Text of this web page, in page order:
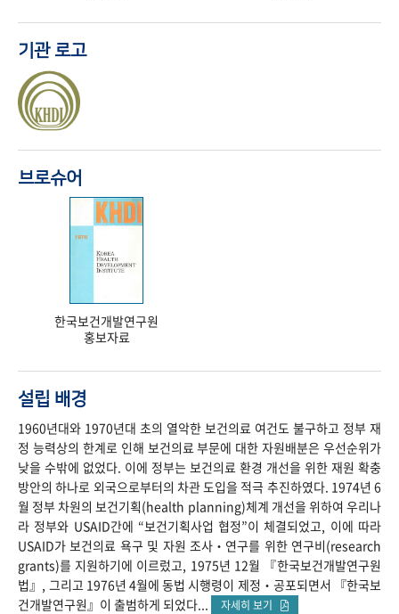
기관 로고
브로슈어
한국보건개발연구원
홍보자료
설립 배경
1960년대와 1970년대 초의 열악한 보건의료 여건도 불구하고 정부 재
정 능력상의 한계로 인해 보건의료 부문에 대한 자원배분은 우선순위가
낮을 수밖에 없었다. 이에 정부는 보건의료 환경 개선을 위한 재원 확충
방안의 하나로 외국으로부터의 차관 도입을 적극 추진하였다. 1974년 6
월 정부 차원의 보건기획(health planning)체계 개선을 위하여 우리나
라 정부와 USAID간에 “보건기획사업 협정”이 체결되었고, 이에 따라
USAID가 보건의료 욕구 및 자원 조사‧연구를 위한 연구비(research
grants)를 지원하기에 이르렀고, 1975년 12월 『한국보건개발연구원
법』, 그리고 1976년 4월에 동법 시행령이 제정‧공포되면서 『한국보
건개발연구원』이 출범하게 되었다...
자세히 보기